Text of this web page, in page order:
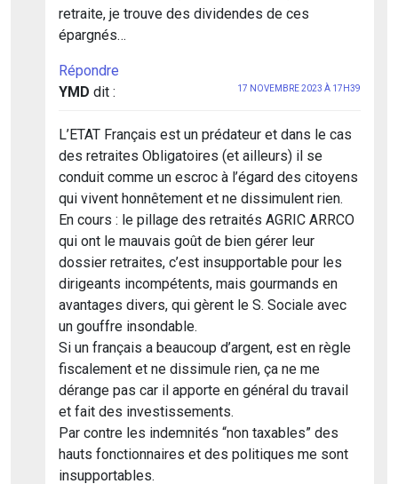
retraite, je trouve des dividendes de ces
épargnés…
Répondre
YMD dit : 17 NOVEMBRE 2023 À 17H39
L’ETAT Français est un prédateur et dans le cas
des retraites Obligatoires (et ailleurs) il se
conduit comme un escroc à l’égard des citoyens
qui vivent honnêtement et ne dissimulent rien.
En cours : le pillage des retraités AGRIC ARRCO
qui ont le mauvais goût de bien gérer leur
dossier retraites, c’est insupportable pour les
dirigeants incompétents, mais gourmands en
avantages divers, qui gèrent le S. Sociale avec
un gouffre insondable.
Si un français a beaucoup d’argent, est en règle
fiscalement et ne dissimule rien, ça ne me
dérange pas car il apporte en général du travail
et fait des investissements.
Par contre les indemnités “non taxables” des
hauts fonctionnaires et des politiques me sont
insupportables.